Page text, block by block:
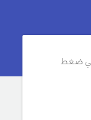
في ضغط